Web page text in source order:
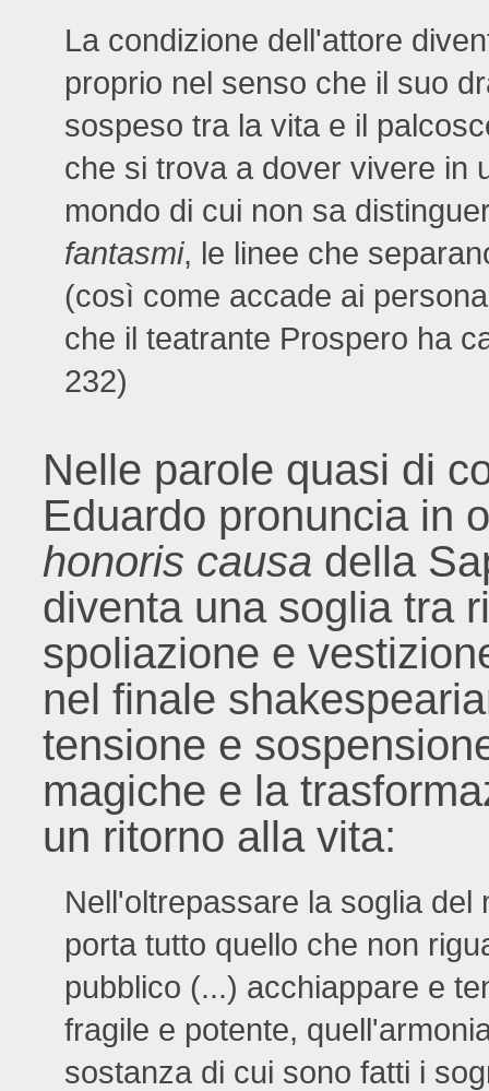
La condizione dell'attore
proprio nel senso che il suo
sospeso tra la vita e il
che si trova a dover vivere in
mondo di cui non sa
fantasmi, le linee che
(così come accade ai
che il teatrante Prospero ha
232)
Nelle parole quasi di
Eduardo pronuncia in
honoris causa della
diventa una soglia tra
spoliazione e
nel finale
tensione e
magiche e la
un ritorno alla vita:
Nell'oltrepassare la soglia
porta tutto quello che non
pubblico (...) acchiappare e
fragile e potente,
sostanza di cui sono fatti i